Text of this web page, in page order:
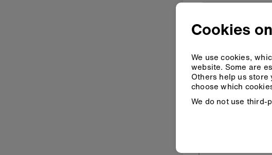
Cookies
We use cookies,
website. Some are
Others help us store
choose which
We do not use third-